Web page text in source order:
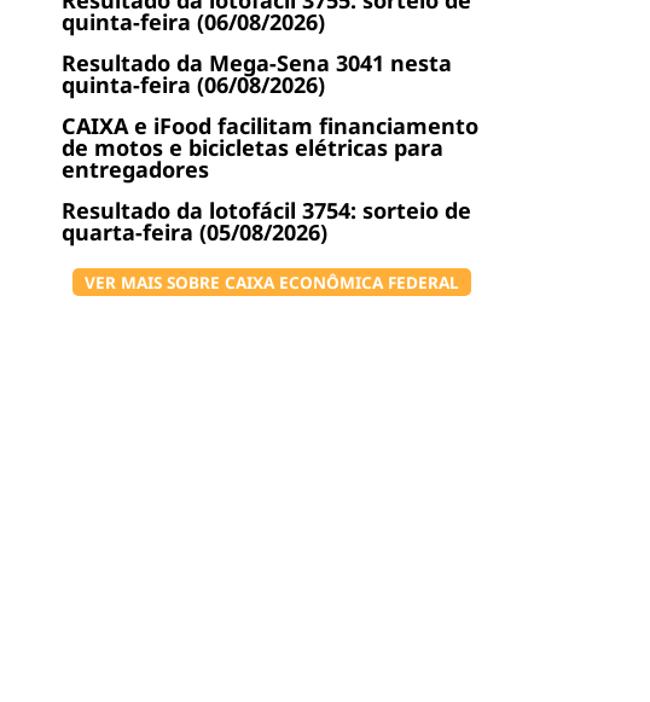
quinta-feira (06/08/2026)
Resultado da Mega-Sena 3041 nesta
quinta-feira (06/08/2026)
CAIXA e iFood facilitam financiamento
de motos e bicicletas elétricas para
entregadores
Resultado da lotofácil 3754: sorteio de
quarta-feira (05/08/2026)
VER MAIS SOBRE CAIXA ECONÔMICA FEDERAL